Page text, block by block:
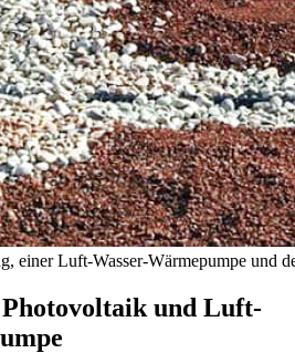
einer Luft-Wasser-Wärmepumpe und
Photovoltaik und Luft-